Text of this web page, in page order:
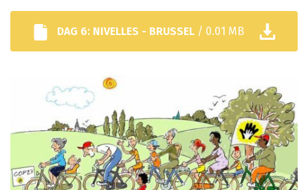
DAG 6: NIVELLES - BRUSSEL / 0.01 MB